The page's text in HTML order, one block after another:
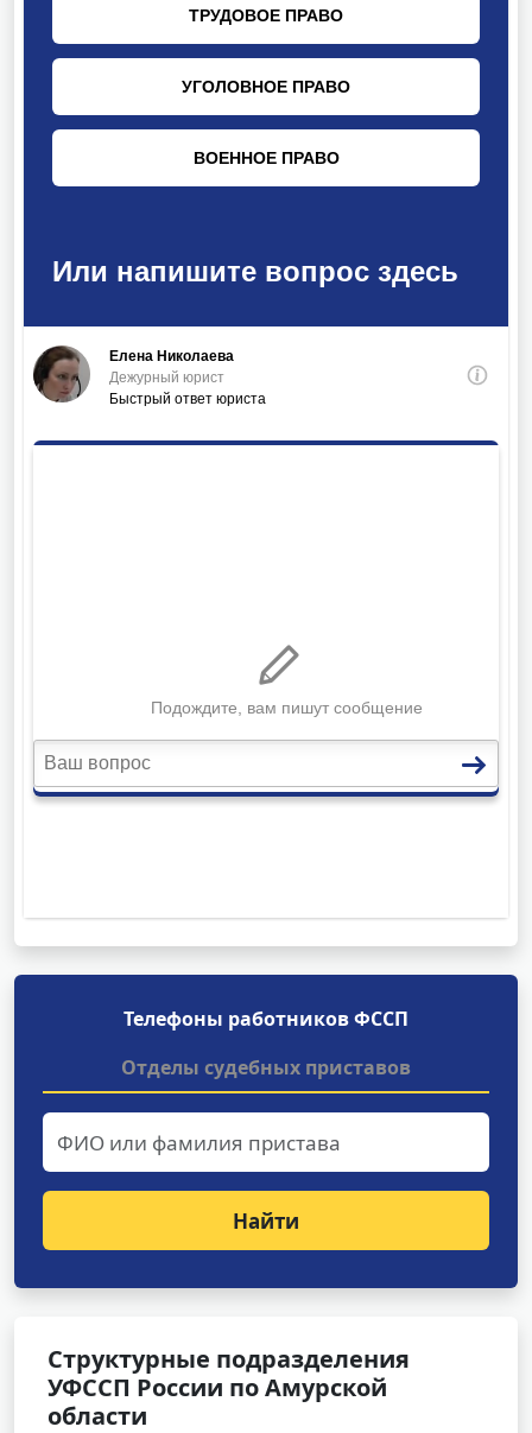
Телефоны работников ФССП
Отделы судебных приставов
Найти
Структурные подразделения
УФССП России по Амурской
области